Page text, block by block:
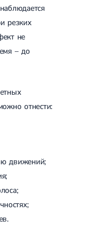
резких
не
– до
отнести:
движений;